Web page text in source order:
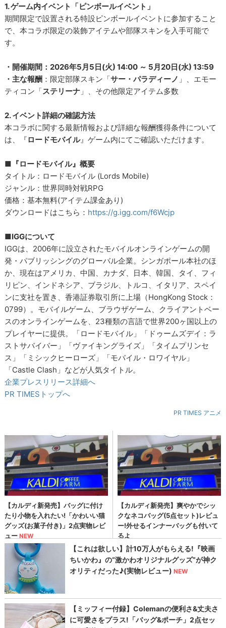
1. ゲーム内イベント「ピンボールイベント」
期間限定で設置される特設ピンボールイベントに参加すること
で、本コラボ限定の装飾アイテムや部隊スキンを入手可能で
す。
・開催期間：2026年5月5日(火) 14:00 ～ 5月20日(水) 13:59
・主な報酬 ：限定部隊スキン「サー・パラディーノ 」、エモー
ティコン「ステリーナ 」、その他限定アイテム多数
2. イベント詳細の確認方法
本コラボに関する最新情報および詳細な報酬獲得条件について
は、『ロードモバイル』ゲーム内にてご確認いただけます。
■『ロードモバイル』概要
タイトル：ロードモバイル (Lords Mobile)
ジャンル：世界同時対戦RPG
価格：基本無料(アイテム課金あり)
ダウンロードはこちら： https://g.igg.com/f6Wcjp
■IGGについて
IGGは、2006年に設立されたモバイルオンラインゲームの開
発・パブリッシングのグローバル企業。シンガポール本社のほ
か、現在はアメリカ、中国、カナダ、日本、韓国、タイ、フィ
リピン、インドネシア、ブラジル、トルコ、イタリア、スペイ
ンに支社を置き、香港証券取引所に上場（HongKong Stock：
0799）。モバイルゲーム、ブラウザゲーム、クライアントベー
スのオンラインゲームを、23種類の言語で世界200ヶ国以上の
プレイヤーに提供。「ロードモバイル」「ドゥームズデイ：ラ
ストサバイバー」「ヴァイキングライズ」「タイムプリンセ
ス」「ミシックヒーローズ」「モバイル・ロワイヤル」
「Castle Clash」などが人気タイトル。
企業プレスリリース詳細へ
PR TIMESトップへ
PR TIMES アニメ